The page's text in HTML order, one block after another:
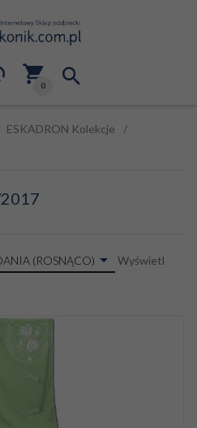
0
ESKADRON Kolekcje
(ROSNĄCO)
Wyświetl